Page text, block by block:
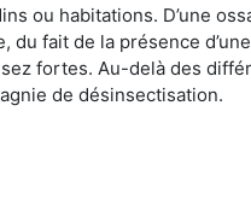
ou habitations. D’une
du fait de la présence
fortes. Au-delà des
de désinsectisation.